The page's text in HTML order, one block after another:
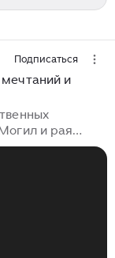
Подписаться
и
Наперсник,